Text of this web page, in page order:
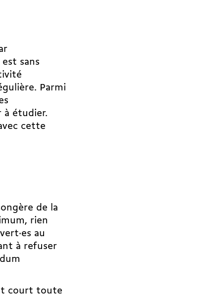
sans
Parmi
étudier.
cette
de la
rien
au
à refuser
court toute